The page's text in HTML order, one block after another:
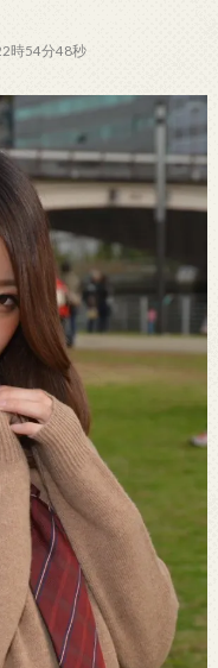
時54分48秒